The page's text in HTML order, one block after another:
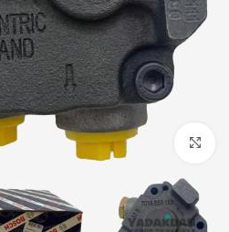
بزرگنمایی تصویر